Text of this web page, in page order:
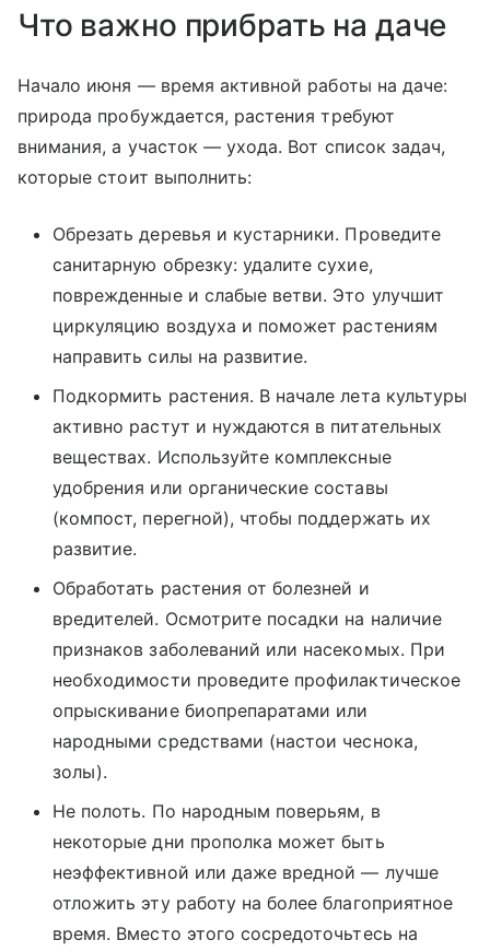
Что важно прибрать на даче
Начало июня — время активной работы на даче:
природа пробуждается, растения требуют
внимания, а участок — ухода. Вот список задач,
которые стоит выполнить:
Обрезать деревья и кустарники. Проведите
санитарную обрезку: удалите сухие,
поврежденные и слабые ветви. Это улучшит
циркуляцию воздуха и поможет растениям
направить силы на развитие.
Подкормить растения. В начале лета культуры
активно растут и нуждаются в питательных
веществах. Используйте комплексные
удобрения или органические составы
(компост, перегной), чтобы поддержать их
развитие.
Обработать растения от болезней и
вредителей. Осмотрите посадки на наличие
признаков заболеваний или насекомых. При
необходимости проведите профилактическое
опрыскивание биопрепаратами или
народными средствами (настои чеснока,
золы).
Не полоть. По народным поверьям, в
некоторые дни прополка может быть
неэффективной или даже вредной — лучше
отложить эту работу на более благоприятное
время. Вместо этого сосредоточьтесь на